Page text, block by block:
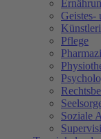
Geistes-
Pflege
Soziale